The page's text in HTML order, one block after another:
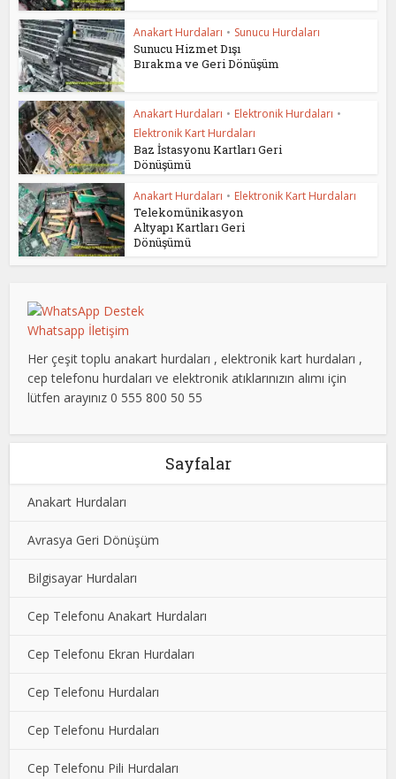
Anakart Hurdaları • Sunucu Hurdaları
Sunucu Hizmet Dışı
Bırakma ve Geri Dönüşüm
Anakart Hurdaları • Elektronik Hurdaları •
Elektronik Kart Hurdaları
Baz İstasyonu Kartları Geri
Dönüşümü
Anakart Hurdaları • Elektronik Kart Hurdaları
Telekomünikasyon
Altyapı Kartları Geri
Dönüşümü
Whatsapp İletişim
Her çeşit toplu anakart hurdaları , elektronik kart hurdaları ,
cep telefonu hurdaları ve elektronik atıklarınızın alımı için
lütfen arayınız 0 555 800 50 55
Sayfalar
Anakart Hurdaları
Avrasya Geri Dönüşüm
Bilgisayar Hurdaları
Cep Telefonu Anakart Hurdaları
Cep Telefonu Ekran Hurdaları
Cep Telefonu Hurdaları
Cep Telefonu Hurdaları
Cep Telefonu Pili Hurdaları